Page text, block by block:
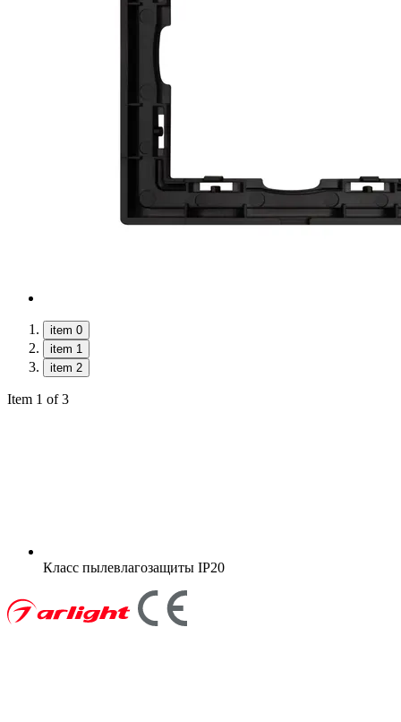
item 0
item 1
item 2
Item 1 of 3
Класс пылевлагозащиты IP20